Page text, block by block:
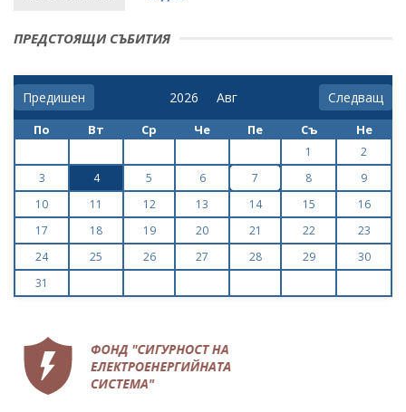
ПРЕДСТОЯЩИ СЪБИТИЯ
Предишен Следващ
По Вт Ср Че Пе Съ Не
1
2
3
4 5 6 7 8
9
10
11 12 13 14 15
16
17
18 19 20 21 22
23
24
25 26 27 28 29
30
31